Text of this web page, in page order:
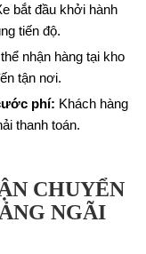
bắt đầu khởi hành
tiến độ.
nhận hàng tại kho
tận nơi.
phí: Khách hàng
thanh toán.
CHUYỂN
NGÃI